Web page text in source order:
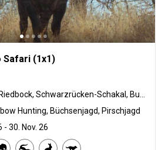
Safari (1x1)
Hunting, Büchsenjagd, Pirschjagd
- 30. Nov. 26